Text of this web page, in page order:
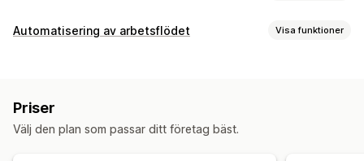
Synkronisering av data
Migrering av data
Bulkexport
Bulkuppdateringar
Automatisering av arbetsflödet Visa funktioner
Ordertaggar
Orderhantering
Priser
Välj den plan som passar ditt företag bäst.